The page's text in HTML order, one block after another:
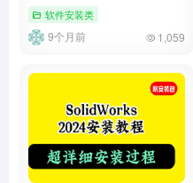
软件安装类
9个月前 1,059